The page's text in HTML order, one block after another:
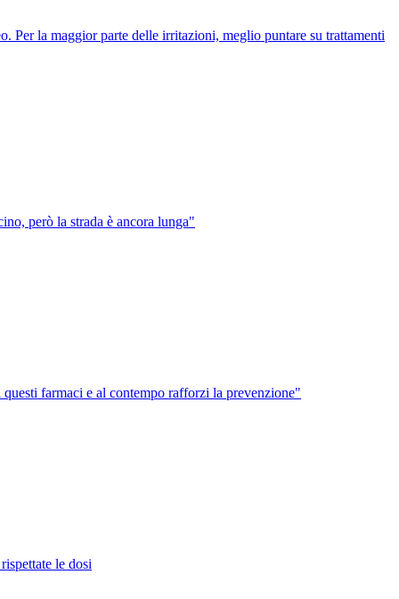
Per la maggior parte delle irritazioni, meglio puntare su trattamenti
però la strada è ancora lunga"
farmaci e al contempo rafforzi la prevenzione"
le dosi